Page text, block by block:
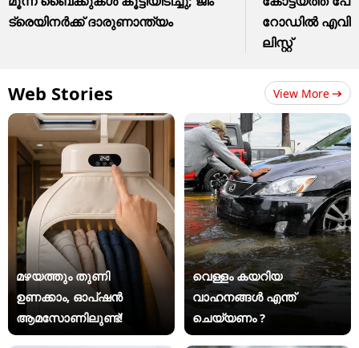
ട്രെയിനർക്ക് ദാരുണാന്ത്യം
റോഡിൽ
ലിസ്റ്റ്
Web Stories View More
മഴയത്തും തുണി
ഉണക്കാം, ഓപ്ഷൻ
ആമസോണിലുണ്ട്!
വെള്ളം കയറിയ
വാഹനങ്ങൾ എന്ത്
ചെയ്യണം ?